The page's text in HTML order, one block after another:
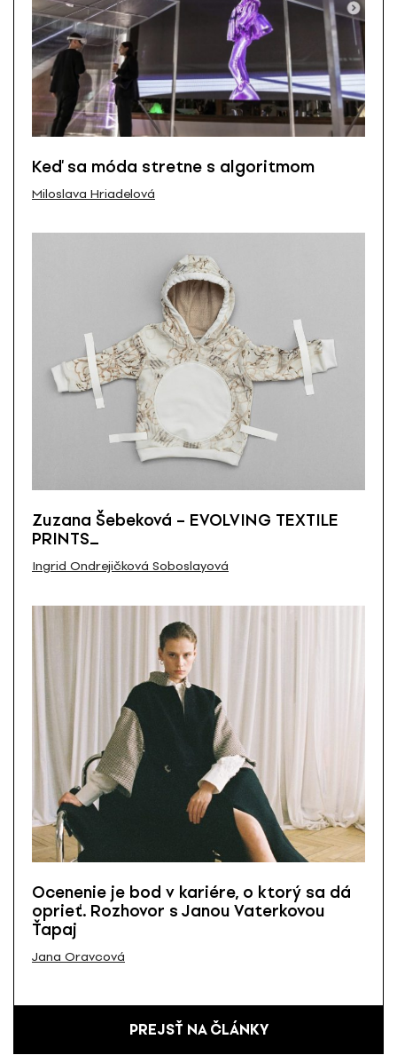
Keď sa móda stretne s algoritmom
Miloslava Hriadelová
Zuzana Šebeková – EVOLVING TEXTILE
PRINTS_
Ingrid Ondrejičková Soboslayová
Ocenenie je bod v kariére, o ktorý sa dá
oprieť. Rozhovor s Janou Vaterkovou
Ťapaj
Jana Oravcová
PREJSŤ NA ČLÁNKY